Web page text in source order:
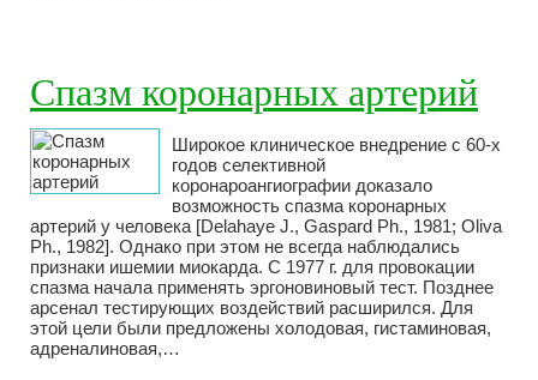
Спазм коронарных артерий
Широкое клиническое внедрение с 60-х
годов селективной
коронароангиографии доказало
возможность спазма коронарных
артерий у человека [Delahaye J., Gaspard Ph., 1981; Oliva
Ph., 1982]. Однако при этом не всегда наблюдались
признаки ишемии миокарда. С 1977 г. для провокации
спазма начала применять эргоновиновый тест. Позднее
арсенал тестирующих воздействий расширился. Для
этой цели были предложены холодовая, гистаминовая,
адреналиновая,…